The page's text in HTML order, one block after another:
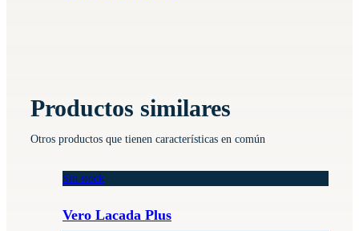
Productos similares
Otros productos que tienen características en común
Sin stock
Vero Lacada Plus